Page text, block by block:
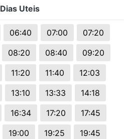
Dias Uteis
06:40 07:00
07:20
08:20 08:40
09:20
11:20 11:40
12:03
13:10 13:33
14:18
16:34 17:20
17:45
19:00 19:25
19:45